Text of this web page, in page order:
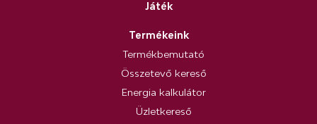
Játék
Termékeink
Termékbemutató
Összetevő kereső
Energia kalkulátor
Üzletkereső